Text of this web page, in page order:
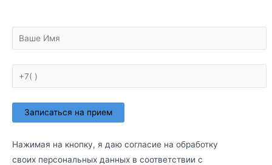
Нажимая на кнопку, я даю согласие на обработку
своих персональных данных в соответствии с